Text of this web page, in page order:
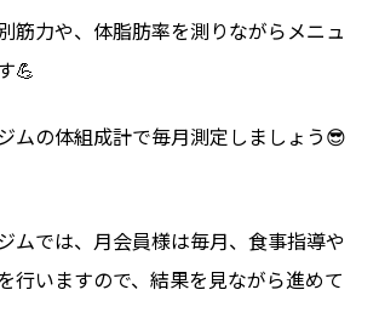
筋力や、体脂肪率を測りながらメニュ
💪
ムの体組成計で毎月測定しましょう😎
ムでは、月会員様は毎月、食事指導や
行いますので、結果を見ながら進めて